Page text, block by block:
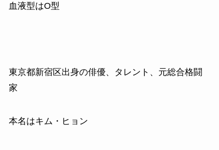
血液型はO型
東京都新宿区出身の俳優、タレント、元総合格闘
家
本名はキム・ヒョン